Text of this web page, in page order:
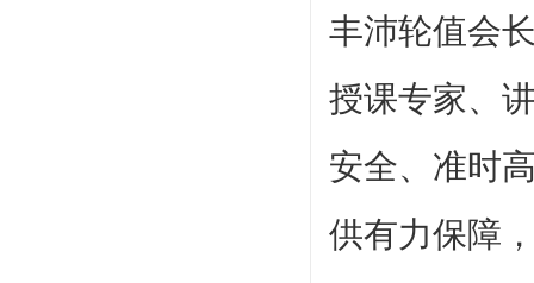
丰沛轮值会
授课专家、
安全、准时
供有力保障